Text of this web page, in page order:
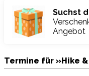
Suchst
Angebot
Termine für »Hike